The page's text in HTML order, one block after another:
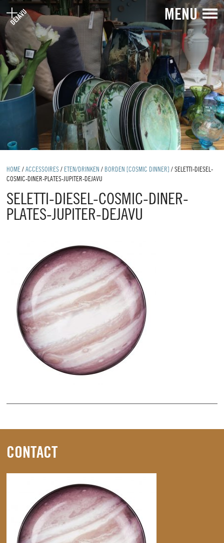
MENU
HOME /ACCESSOIRES / ETEN/DRINKEN / BORDEN [COSMIC DINNER] /SELETTI-DIESEL-
COSMIC-DINER-PLATES-JUPITER-DEJAVU
SELETTI-DIESEL-COSMIC-DINER-
PLATES-JUPITER-DEJAVU
CONTACT